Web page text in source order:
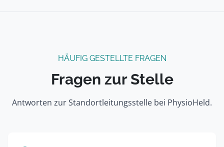
HÄUFIG GESTELLTE FRAGEN
Fragen zur Stelle
Antworten zur Standortleitungsstelle bei PhysioHeld.